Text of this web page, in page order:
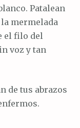
Patalean
mermelada
el filo del
voz y tan
de tus abrazos